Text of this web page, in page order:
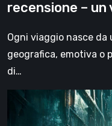
ilrecensione – un
Ogni viaggio nasce
geografica, emotiva o
di…
Steelrising,